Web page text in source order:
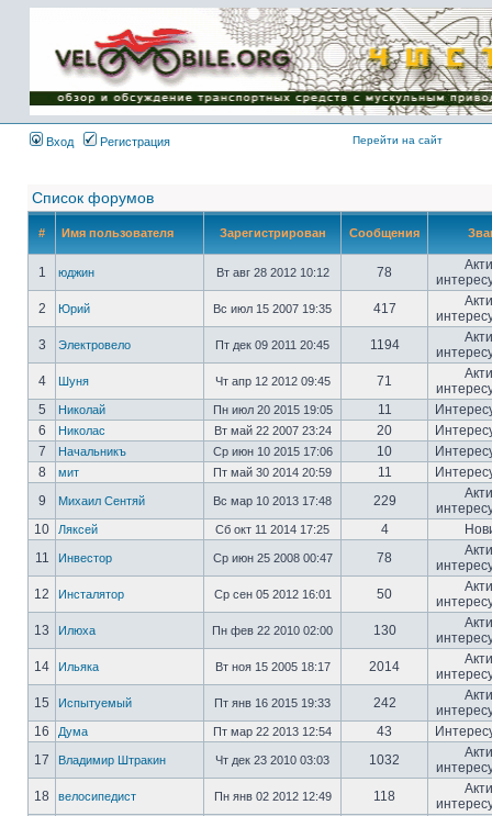
Имя пользователя:
Пароль:
{ LOG_ME_IN_SHORT
}
Вход
Регистрация Перейти на сайт
Список форумов
# Имя пользователя Зарегистрирован Сообщения
1 юджин Вт авг 28 2012 10:12 78
2
Юрий Вс июл 15 2007 19:35 417
3
Электровело Пт дек 09 2011 20:45 1194
4
Шуня Чт апр 12 2012 09:45 71
5
Николай Пн июл 20 2015 19:05 11
6
Николас Вт май 22 2007 23:24 20
7
Начальникъ Ср июн 10 2015 17:06 10
8
мит Пт май 30 2014 20:59 11
9
Михаил Сентяй Вс мар 10 2013 17:48 229
10
Ляксей Сб окт 11 2014 17:25 4
11
Инвестор Ср июн 25 2008 00:47 78
12
Инсталятор Ср сен 05 2012 16:01 50
13
Илюха Пн фев 22 2010 02:00 130
14
Ильяка Вт ноя 15 2005 18:17 2014
15
Испытуемый Пт янв 16 2015 19:33 242
16
Дума Пт мар 22 2013 12:54 43
17
Владимир Штракин Чт дек 23 2010 03:03 1032
18
велосипедист Пн янв 02 2012 12:49 118